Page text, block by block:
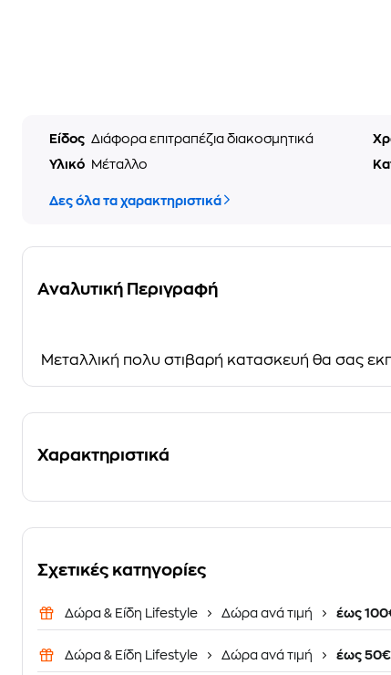
Είδος Διάφορα επιτραπέζια διακοσμητικά
Υλικό
Μέταλλο
Δες όλα τα χαρακτηριστικά
Αναλυτική Περιγραφή
Μεταλλική πολυ στιβαρή κατασκευή θα σας
Χαρακτηριστικά
Σχετικές κατηγορίες
Δώρα & Είδη Lifestyle Δώρα ανά τιμή έως
Δώρα & Είδη Lifestyle Δώρα ανά τιμή έως 50€